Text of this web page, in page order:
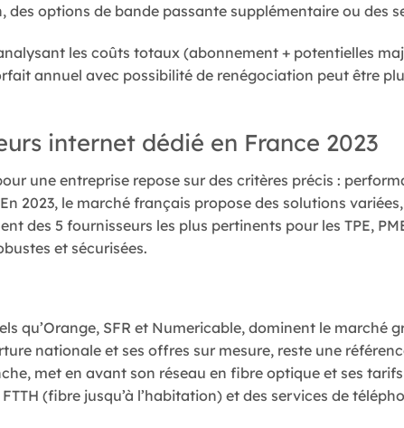
des options de bande passante supplémentaire ou des
les coûts totaux (abonnement + potentielles
annuel avec possibilité de renégociation peut être
internet dédié en France 2023
une entreprise repose sur des critères précis :
2023, le marché français propose des solutions
des 5 fournisseurs les plus pertinents pour les TPE,
et sécurisées.
qu’Orange, SFR et Numericable, dominent le marché
nationale et ses offres sur mesure, reste une
met en avant son réseau en fibre optique et ses
(fibre jusqu’à l’habitation) et des services de